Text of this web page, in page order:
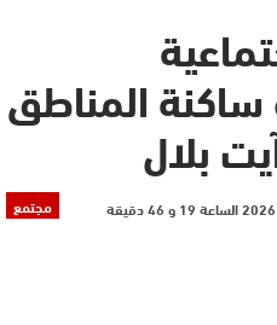
ساكنة المناطق
بلال
مجتمع